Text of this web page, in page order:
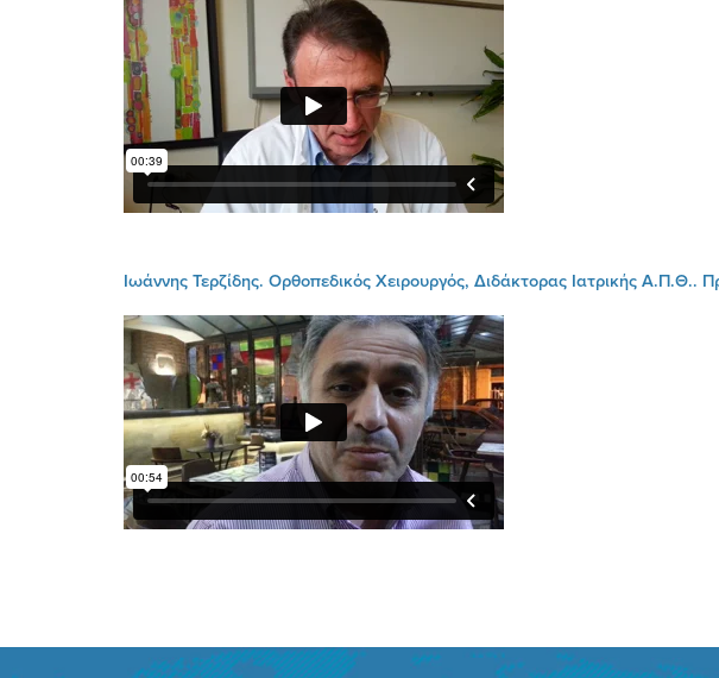
Ιωάννης Τερζίδης. Ορθοπεδικός Χειρουργός, Διδάκτορας Ιατρικής Α.Π.Θ..